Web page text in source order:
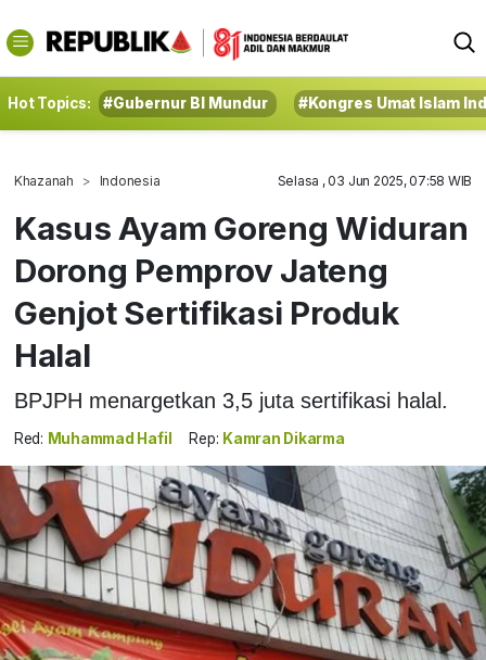
Hot Topics: #Gubernur BI Mundur #Kongres Umat Islam
Khazanah Indonesia Selasa , 03 Jun 2025, 07:58 WIB
Kasus Ayam Goreng Widuran
Dorong Pemprov Jateng
Genjot Sertifikasi Produk
Halal
BPJPH menargetkan 3,5 juta sertifikasi halal.
Red: Muhammad Hafil Rep: Kamran Dikarma